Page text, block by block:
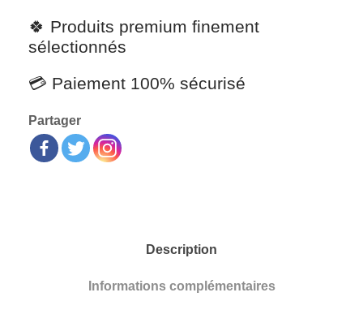
🍀 Produits premium finement
sélectionnés
💳 Paiement 100% sécurisé
Partager
Description
Informations complémentaires